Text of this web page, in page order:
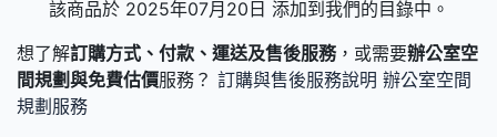
該商品於 2025年07月20日 添加到我們的目錄中。
想了解訂購方式、付款、運送及售後服務，或需要辦公室空
間規劃與免費估價服務？ 訂購與售後服務說明 辦公室空間
規劃服務